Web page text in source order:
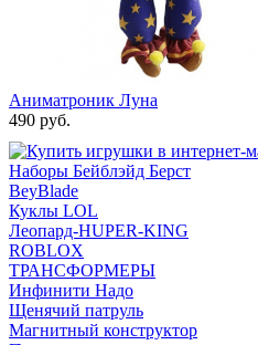
Аниматроник Луна
490 руб.
Наборы Бейблэйд Берст
BeyBlade
Куклы LOL
Леопард-HUPER-KING
ROBLOX
ТРАНСФОРМЕРЫ
Инфинити Надо
Щенячий патруль
Магнитный конструктор